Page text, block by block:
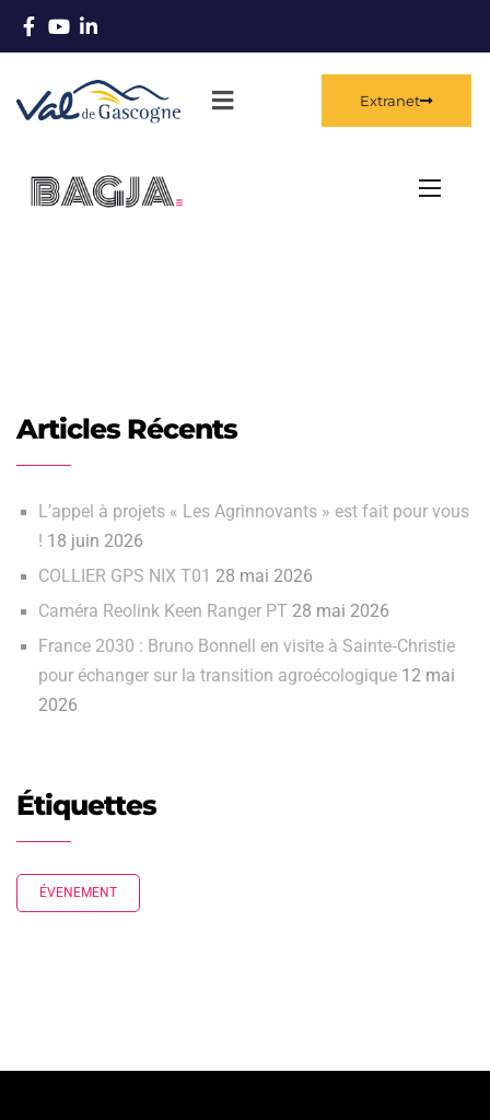
Extranet
Articles Récents
L’appel à projets « Les Agrinnovants » est fait pour vous
! 18 juin 2026
COLLIER GPS NIX T01 28 mai 2026
Caméra Reolink Keen Ranger PT 28 mai 2026
France 2030 : Bruno Bonnell en visite à Sainte‑Christie
pour échanger sur la transition agroécologique 12 mai
2026
Étiquettes
ÉVENEMENT